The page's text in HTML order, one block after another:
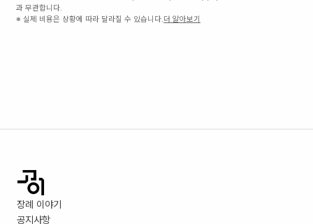
과 무관합니다.
※ 실제 비용은 상황에 따라 달라질 수 있습니다.더 알아보기
장례 이야기
공지사항